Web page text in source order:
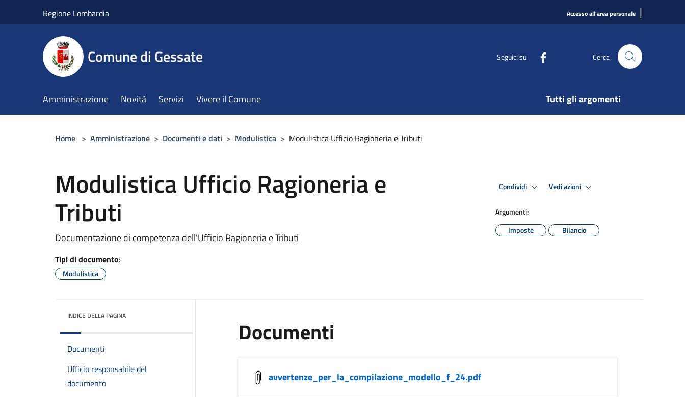
Regione Lombardia Accesso all'area personale |
Comune di Gessate Seguici su Cerca
Amministrazione Novità Servizi Vivere il Comune Tutti gli argomenti
Home > Amministrazione > Documenti e dati > Modulistica > Modulistica Ufficio Ragioneria e Tributi
Modulistica Ufficio Ragioneria e
Tributi
Documentazione di competenza dell'Ufficio Ragioneria e Tributi
Tipi di documento:
Modulistica
Condividi Vedi azioni
Argomenti:
Imposte
Bilancio
INDICE DELLA PAGINA
Documenti
Ufficio responsabile del
documento
Documenti
avvertenze_per_la_compilazione_modello_f_24.pdf